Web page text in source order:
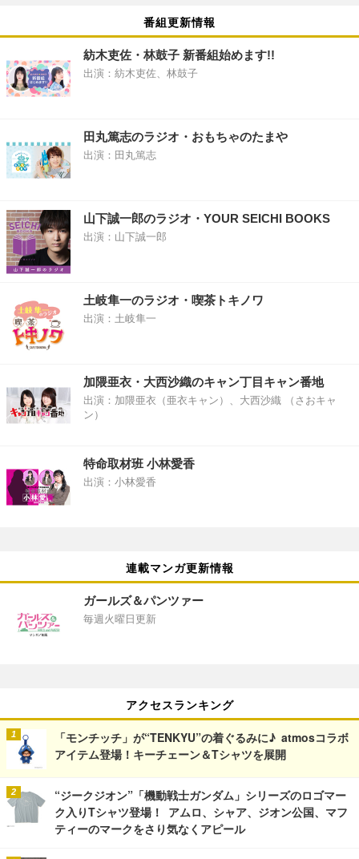
番組更新情報
紡木吏佐・林鼓子 新番組始めます!!
出演：紡木吏佐、林鼓子
田丸篤志のラジオ・おもちゃのたまや
出演：田丸篤志
山下誠一郎のラジオ・YOUR SEICHI BOOKS
出演：山下誠一郎
土岐隼一のラジオ・喫茶トキノワ
出演：土岐隼一
加隈亜衣・大西沙織のキャン丁目キャン番地
出演：加隈亜衣（亜衣キャン）、大西沙織 （さおキャ
ン）
特命取材班 小林愛香
出演：小林愛香
連載マンガ更新情報
ガールズ＆パンツァー
毎週火曜日更新
アクセスランキング
「モンチッチ」が“TENKYU”の着ぐるみに♪ atmosコラボ
アイテム登場！キーチェーン＆Tシャツを展開
“ジークジオン”「機動戦士ガンダム」シリーズのロゴマー
ク入りTシャツ登場！ アムロ、シャア、ジオン公国、マフ
ティーのマークをさり気なくアピール